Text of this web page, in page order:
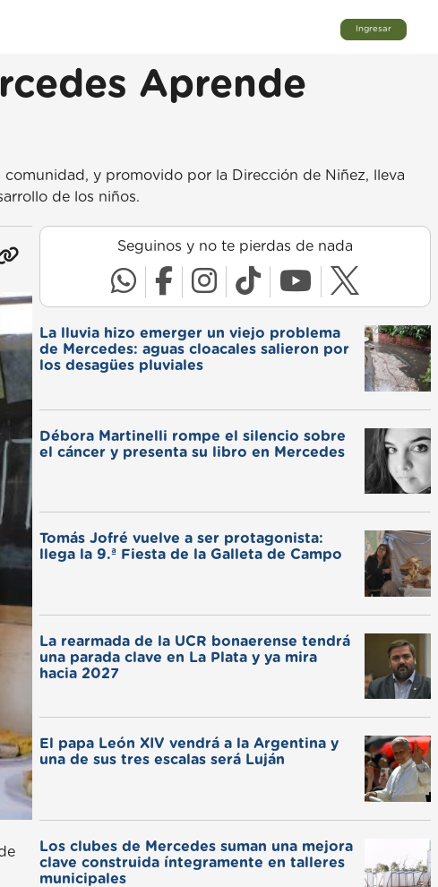
Ingresar
Aprende
y promovido por la Dirección de Niñez, lleva
de los niños.
Seguinos y no te pierdas de nada
La lluvia hizo emerger un viejo problema
de Mercedes: aguas cloacales salieron por
los desagües pluviales
Débora Martinelli rompe el silencio sobre
el cáncer y presenta su libro en Mercedes
Tomás Jofré vuelve a ser protagonista:
llega la 9.ª Fiesta de la Galleta de Campo
La rearmada de la UCR bonaerense tendrá
una parada clave en La Plata y ya mira
hacia 2027
El papa León XIV vendrá a la Argentina y
una de sus tres escalas será Luján
Los clubes de Mercedes suman una mejora
clave construida íntegramente en talleres
municipales